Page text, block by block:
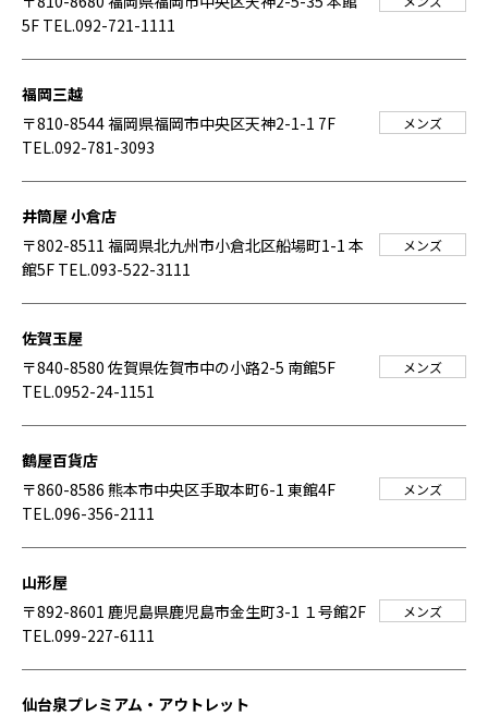
5F TEL.092-721-1111
福岡三越
〒810-8544 福岡県福岡市中央区天神2-1-1 7F
TEL.092-781-3093
メンズ
井筒屋 小倉店
〒802-8511 福岡県北九州市小倉北区船場町1-1 本
館5F TEL.093-522-3111
メンズ
佐賀玉屋
〒840-8580 佐賀県佐賀市中の小路2-5 南館5F
TEL.0952-24-1151
メンズ
鶴屋百貨店
〒860-8586 熊本市中央区手取本町6-1 東館4F
TEL.096-356-2111
メンズ
山形屋
〒892-8601 鹿児島県鹿児島市金生町3-1 １号館2F
TEL.099-227-6111
メンズ
仙台泉プレミアム・アウトレット